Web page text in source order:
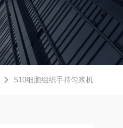
S10细胞组织手持匀浆机